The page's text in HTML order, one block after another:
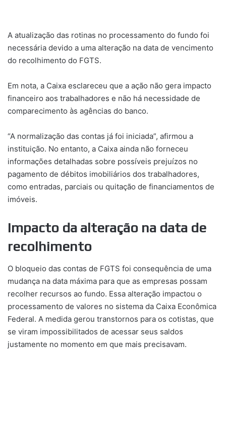
A atualização das rotinas no processamento do fundo foi
necessária devido a uma alteração na data de vencimento
do recolhimento do FGTS.
Em nota, a Caixa esclareceu que a ação não gera impacto
financeiro aos trabalhadores e não há necessidade de
comparecimento às agências do banco.
“A normalização das contas já foi iniciada”, afirmou a
instituição. No entanto, a Caixa ainda não forneceu
informações detalhadas sobre possíveis prejuízos no
pagamento de débitos imobiliários dos trabalhadores,
como entradas, parciais ou quitação de financiamentos de
imóveis.
Impacto da alteração na data de
recolhimento
O bloqueio das contas de FGTS foi consequência de uma
mudança na data máxima para que as empresas possam
recolher recursos ao fundo. Essa alteração impactou o
processamento de valores no sistema da Caixa Econômica
Federal. A medida gerou transtornos para os cotistas, que
se viram impossibilitados de acessar seus saldos
justamente no momento em que mais precisavam.